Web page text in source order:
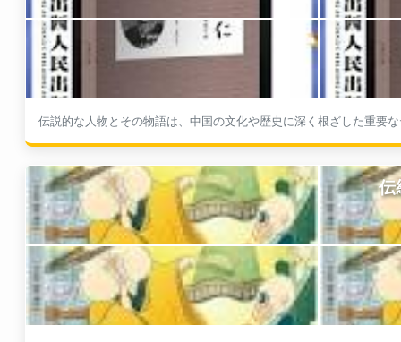
伝説的な人物とその物語は、中国の文化や歴史に深く根ざした重要
伝
中国文化の中において、民間伝承と物語は重要な役割を果たしてい